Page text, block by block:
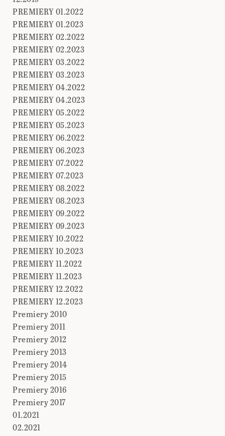
PREMIERY 01.2022
PREMIERY 01.2023
PREMIERY 02.2022
PREMIERY 02.2023
PREMIERY 03.2022
PREMIERY 03.2023
PREMIERY 04.2022
PREMIERY 04.2023
PREMIERY 05.2022
PREMIERY 05.2023
PREMIERY 06.2022
PREMIERY 06.2023
PREMIERY 07.2022
PREMIERY 07.2023
PREMIERY 08.2022
PREMIERY 08.2023
PREMIERY 09.2022
PREMIERY 09.2023
PREMIERY 10.2022
PREMIERY 10.2023
PREMIERY 11.2022
PREMIERY 11.2023
PREMIERY 12.2022
PREMIERY 12.2023
Premiery 2010
Premiery 2011
Premiery 2012
Premiery 2013
Premiery 2014
Premiery 2015
Premiery 2016
Premiery 2017
01.2021
02.2021